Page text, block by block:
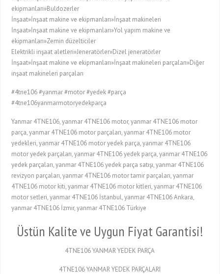
ekipmanları»Buldozerler
İnşaat»İnşaat makine ve ekipmanları»İnşaat makineleri
İnşaat»İnşaat makine ve ekipmanları»Yol yapım makine ve
ekipmanları»Zemin düzelticiler
Elektrikli inşaat aletleri»Jeneratörler»Dizel jeneratörler
İnşaat»İnşaat makine ve ekipmanları»İnşaat makineleri parçaları»Diğer
inşaat makineleri parçaları
#4tne106 #yanmar #motor #yedek #parça
#4tne106yanmarmotoryedekparça
Yanmar 4TNE106, yanmar 4TNE106 motor, yanmar 4TNE106 motor
parça, yanmar 4TNE106 motor parçaları, yanmar 4TNE106 motor
yedekleri, yanmar 4TNE106 motor yedek parça, yanmar 4TNE106
motor yedek parçaları, yanmar 4TNE106 yedek parça, yanmar 4TNE106
yedek parçaları, yanmar 4TNE106 yedek parça satışı, yanmar 4TNE106
revizyon parçaları, yanmar 4TNE106 motor tamir parçaları, yanmar
4TNE106 motor kiti, yanmar 4TNE106 motor kitleri, yanmar 4TNE106
motor setleri, yanmar 4TNE106 İstanbul, yanmar 4TNE106 Ankara,
yanmar 4TNE106 İzmir, yanmar 4TNE106 Türkiye
Üstün Kalite ve Uygun Fiyat Garantisi!
4TNE106 YANMAR YEDEK PARÇA
4TNE106 YANMAR YEDEK PARÇALARI